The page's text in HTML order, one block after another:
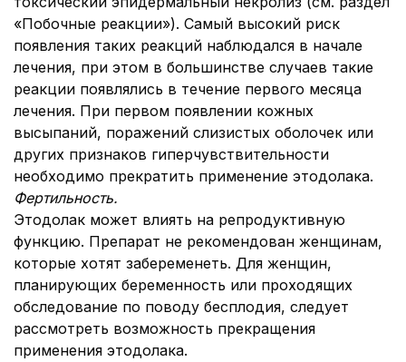
«Побочные реакции»). Самый высокий риск
появления таких реакций наблюдался в начале
лечения, при этом в большинстве случаев такие
реакции появлялись в течение первого месяца
лечения. При первом появлении кожных
высыпаний, поражений слизистых оболочек или
других признаков гиперчувствительности
необходимо прекратить применение этодолака.
Фертильность.
Этодолак может влиять на репродуктивную
функцию. Препарат не рекомендован женщинам,
которые хотят забеременеть. Для женщин,
планирующих беременность или проходящих
обследование по поводу бесплодия, следует
рассмотреть возможность прекращения
применения этодолака.